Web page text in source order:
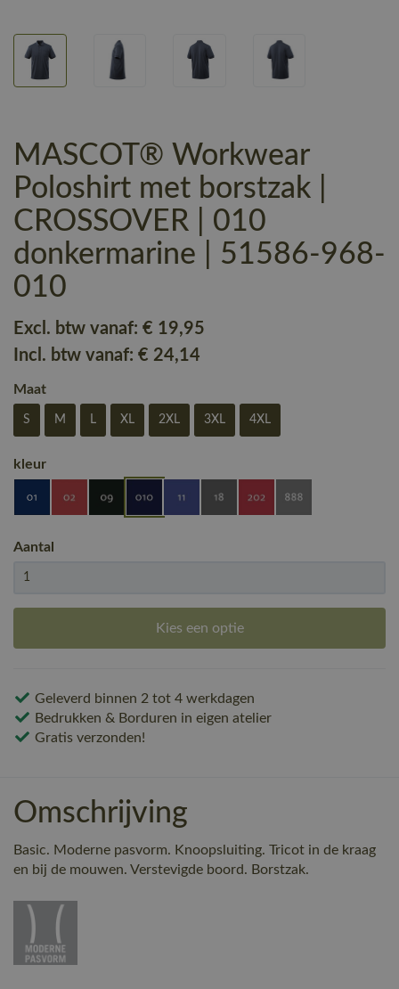
MASCOT® Workwear
Poloshirt met borstzak |
CROSSOVER | 010
donkermarine | 51586-968-
010
Excl. btw vanaf: € 19,95
Incl. btw vanaf: € 24,14
Maat
S M L XL 2XL 3XL 4XL
kleur
Aantal
Kies een optie
Geleverd binnen 2 tot 4 werkdagen
Bedrukken & Borduren in eigen atelier
Gratis verzonden!
Omschrijving
Basic. Moderne pasvorm. Knoopsluiting. Tricot in de kraag
en bij de mouwen. Verstevigde boord. Borstzak.